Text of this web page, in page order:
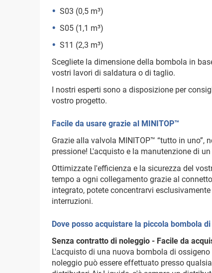
S03 (0,5 m³)
S05 (1,1 m³)
S11 (2,3 m³)
Scegliete la dimensione della bombola in
vostri lavori di saldatura o di taglio.
I nostri esperti sono a disposizione per
vostro progetto.
Facile da usare grazie al MINITOP™
Grazie alla valvola MINITOP™ “tutto in uno”,
pressione! L'acquisto e la manutenzione di
Ottimizzate l'efficienza e la sicurezza del
tempo a ogni collegamento grazie al
integrato, potete concentrarvi
interruzioni.
Dove posso acquistare la piccola bombola
Senza contratto di noleggio - Facile da
L'acquisto di una nuova bombola di
noleggio può essere effettuato presso